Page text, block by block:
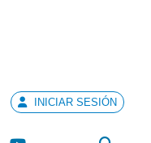
INICIAR SESIÓN